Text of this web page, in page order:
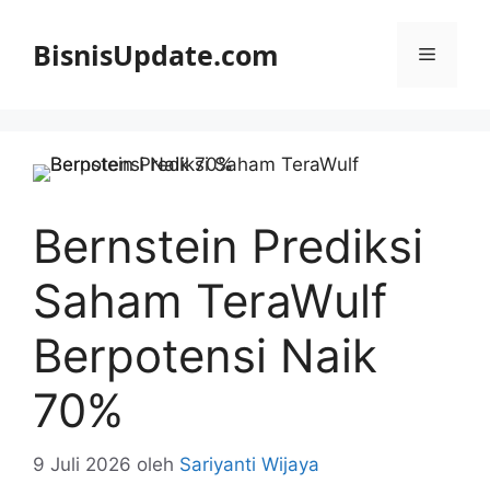
BisnisUpdate.com Menu
Bernstein Prediksi
Saham TeraWulf
Berpotensi Naik
70%
9 Juli 2026 oleh Sariyanti Wijaya